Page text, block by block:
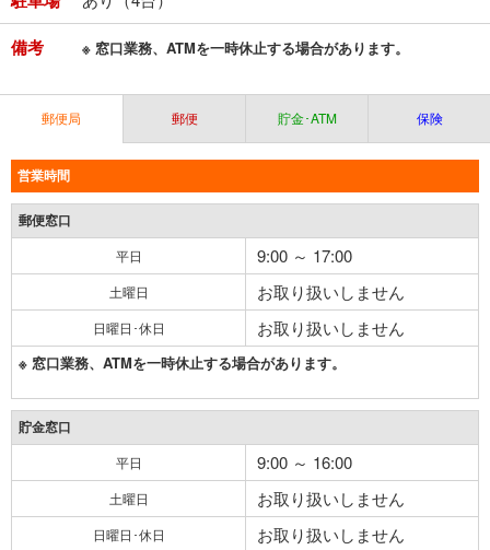
備考 ※ 窓口業務、ATMを一時休止する場合があります。
郵便局 郵便 貯金･ATM 保険
営業時間
郵便窓口
平日 9:00 ～ 17:00
土曜日 お取り扱いしません
日曜日･休日 お取り扱いしません
※ 窓口業務、ATMを一時休止する場合があります。
貯金窓口
平日 9:00 ～ 16:00
土曜日 お取り扱いしません
日曜日･休日 お取り扱いしません